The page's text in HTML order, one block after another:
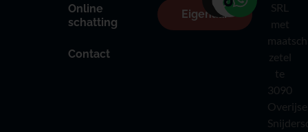
Online
schatting
Contact
Eigenaar
SRL
met
zetel
te
3090